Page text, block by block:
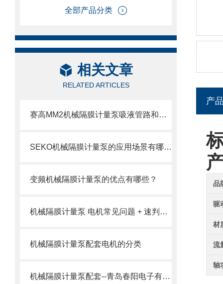
全部产品分类
相关文章
RELATED ARTICLES
赛高MM2机械隔膜计量泵吸液管路和排液管路安装注意事项
SEKO机械隔膜计量泵的应用场景有哪些？
变频机械隔膜计量泵的优点有哪些？
机械隔膜计量泵 电机常见问题 + 速判速修
机械隔膜计量泵配套电机的分类
机械隔膜计量泵配套--青岛春阳电子有限公司
产
品
驱
材
流
轴